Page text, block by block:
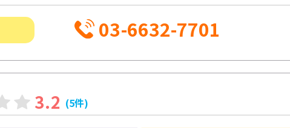
03-6632-7701
3.2 (5件)